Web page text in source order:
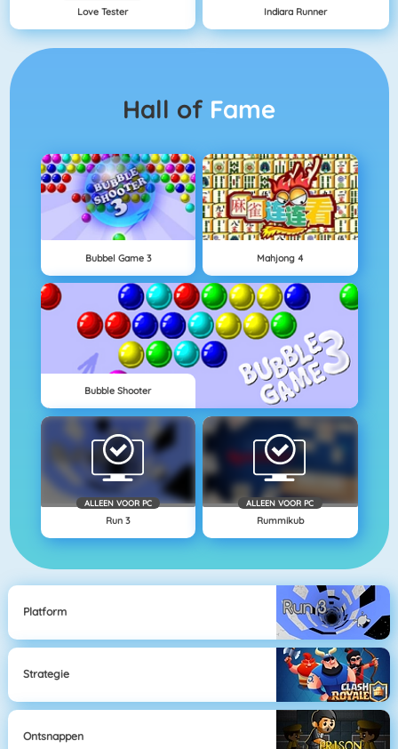
Love Tester Indiara Runner
Hall of Fame
Bubbel Game 3 Mahjong 4
Bubble Shooter
ALLEEN VOOR PC
Run 3
ALLEEN VOOR PC
Rummikub
Platform
Strategie
Ontsnappen